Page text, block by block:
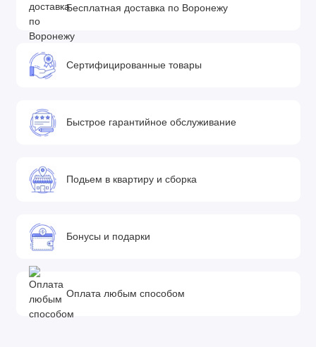
Бесплатная доставка по Воронежу
Сертифицированные товары
Быстрое гарантийное обслуживание
Подьем в квартиру и сборка
Бонусы и подарки
Оплата любым способом